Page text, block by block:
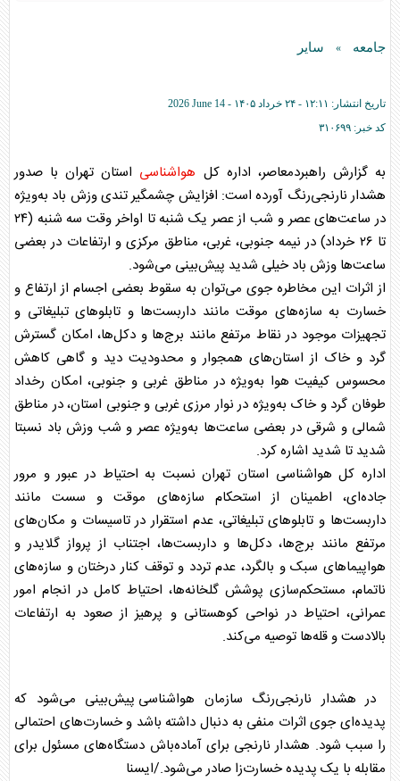
جامعه » سایر
تاریخ انتشار: ۱۲:۱۱ - ۲۴ خرداد ۱۴۰۵ -
2026 June 14
کد خبر: ۳۱۰۶۹۹
به گزارش راهبردمعاصر، اداره کل هواشناسی استان تهران با صدور
هشدار نارنجی‌رنگ آورده است: افزایش چشمگیر تندی وزش باد به‌ویژه
در ساعت‌های عصر و شب از عصر یک شنبه تا اواخر وقت سه شنبه (۲۴
تا ۲۶ خرداد) در نیمه جنوبی، غربی، مناطق مرکزی و ارتفاعات در بعضی
ساعت‌ها وزش باد خیلی شدید پیش‌بینی می‌شود.
از اثرات این مخاطره جوی می‌توان به سقوط بعضی اجسام از ارتفاع و
خسارت به سازه‌های موقت مانند داربست‌ها و تابلوهای تبلیغاتی و
تجهیزات موجود در نقاط مرتفع مانند برج‌ها و دکل‌ها، امکان گسترش
گرد و خاک از استان‌های همجوار و محدودیت دید و گاهی کاهش
محسوس کیفیت هوا به‌ویژه در مناطق غربی و جنوبی، امکان رخداد
طوفان گرد و خاک به‌ویژه در نوار مرزی غربی و جنوبی استان، در مناطق
شمالی و شرقی در بعضی ساعت‌ها به‌ویژه عصر و شب وزش باد نسبتا
شدید تا شدید اشاره کرد.
اداره کل هواشناسی استان تهران نسبت به احتیاط در عبور و مرور
جاده‌ای، اطمینان از استحکام سازه‌های موقت و سست مانند
داربست‌ها و تابلوهای تبلیغاتی، عدم استقرار در تاسیسات و مکان‌های
مرتفع مانند برج‌ها، دکل‌ها و داربست‌ها، اجتناب از پرواز گلایدر و
هواپیماهای سبک و بالگرد، عدم تردد و توقف کنار درختان و سازه‌های
ناتمام، مستحکم‌سازی پوشش گلخانه‌ها، احتیاط کامل در انجام امور
عمرانی، احتیاط در نواحی کوهستانی و پرهیز از صعود به ارتفاعات
بالادست و قله‌ها توصیه می‌کند.
در هشدار نارنجی‌رنگ سازمان هواشناسی پیش‌بینی می‌شود که
پدیده‌ای جوی اثرات منفی به دنبال داشته باشد و خسارت‌های احتمالی
را سبب شود. هشدار نارنجی برای آماده‌باش دستگاه‌های مسئول برای
مقابله با یک پدیده خسارت‌زا صادر می‌شود./ایسنا